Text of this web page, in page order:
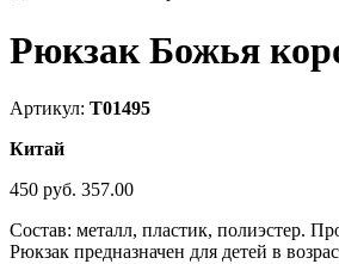
Рюкзак Божья
Артикул: Т01495
Китай
450 руб. 357.00
Состав: металл, пластик, полиэстер.
Рюкзак предназначен для детей в